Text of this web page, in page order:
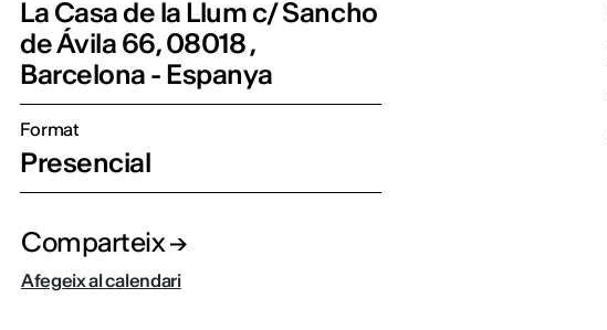
La Casa de la Llum c/ Sancho
de Ávila 66, 08018 ,
Barcelona - Espanya
Format
Presencial
Comparteix
Afegeix al calendari